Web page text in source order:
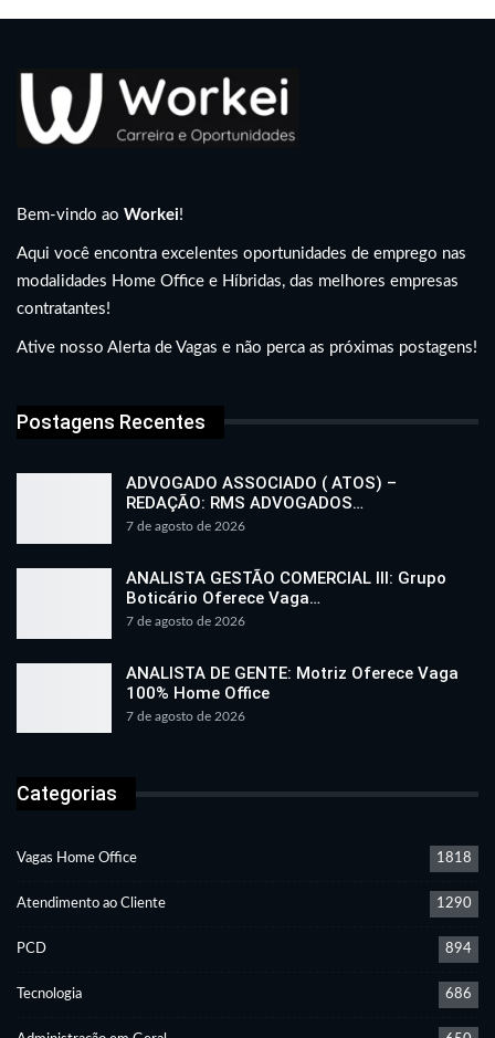
Bem-vindo ao Workei!
Aqui você encontra excelentes oportunidades de emprego nas
modalidades Home Office e Híbridas, das melhores empresas
contratantes!
Ative nosso Alerta de Vagas e não perca as próximas postagens!
Postagens Recentes
ADVOGADO ASSOCIADO ( ATOS) –
REDAÇÃO: RMS ADVOGADOS…
7 de agosto de 2026
ANALISTA GESTÃO COMERCIAL III: Grupo
Boticário Oferece Vaga…
7 de agosto de 2026
ANALISTA DE GENTE: Motriz Oferece Vaga
100% Home Office
7 de agosto de 2026
Categorias
Vagas Home Office 1818
Atendimento ao Cliente 1290
PCD 894
Tecnologia 686